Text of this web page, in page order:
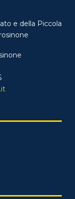
e della Piccola